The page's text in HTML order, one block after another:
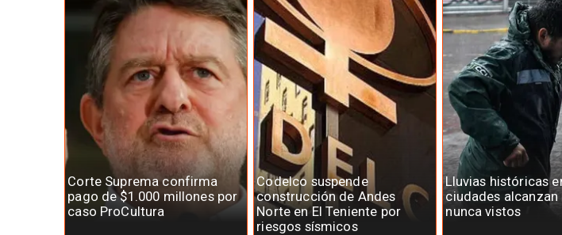
Corte Suprema confirma
pago de $1.000 millones por
caso ProCultura
Codelco suspende
construcción de Andes
Norte en El Teniente por
riesgos sísmicos
Lluvias históricas
ciudades
nunca vistos